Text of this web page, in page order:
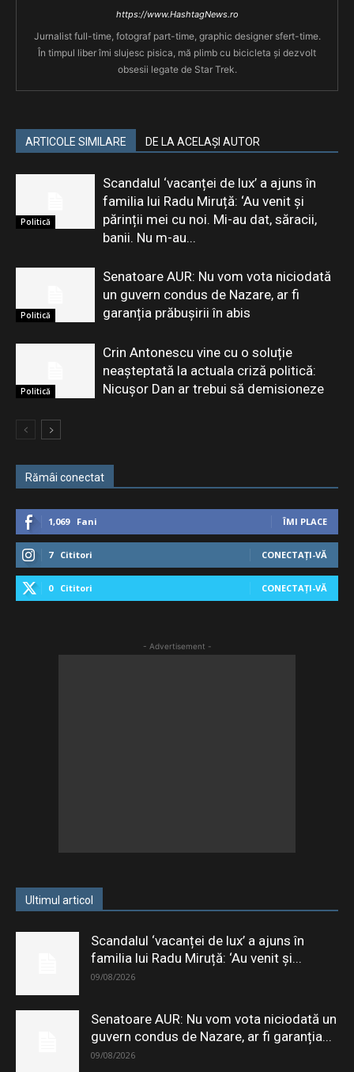
https://www.HashtagNews.ro
Jurnalist full-time, fotograf part-time, graphic designer sfert-time.
În timpul liber îmi slujesc pisica, mă plimb cu bicicleta și dezvolt
obsesii legate de Star Trek.
ARTICOLE SIMILARE DE LA ACELAȘI AUTOR
Politică
Scandalul ‘vacanței de lux’ a ajuns în
familia lui Radu Miruță: ‘Au venit și
părinții mei cu noi. Mi-au dat, săracii,
banii. Nu m-au...
Politică
Senatoare AUR: Nu vom vota niciodată
un guvern condus de Nazare, ar fi
garanția prăbușirii în abis
Politică
Crin Antonescu vine cu o soluție
neașteptată la actuala criză politică:
Nicușor Dan ar trebui să demisioneze
Rămâi conectat
1,069 Fani ÎMI PLACE
7 Cititori CONECTAȚI-VĂ
0 Cititori CONECTAȚI-VĂ
- Advertisement -
Ultimul articol
Scandalul ‘vacanței de lux’ a ajuns în
familia lui Radu Miruță: ‘Au venit și...
09/08/2026
Senatoare AUR: Nu vom vota niciodată un
guvern condus de Nazare, ar fi garanția...
09/08/2026